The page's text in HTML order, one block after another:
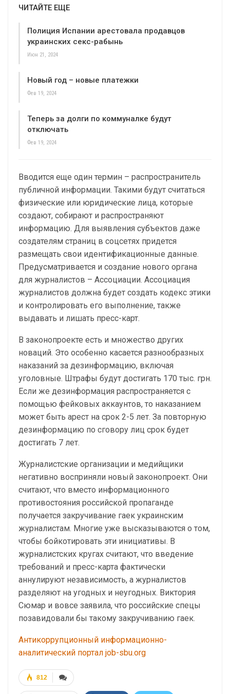
ЧИТАЙТЕ ЕЩЕ
Полиция Испании арестовала продавцов
украинских секс-рабынь
Июн 21, 2024
Новый год – новые платежки
Фев 19, 2024
Теперь за долги по коммуналке будут
отключать
Фев 19, 2024
Вводится еще один термин – распространитель
публичной информации. Такими будут считаться
физические или юридические лица, которые
создают, собирают и распространяют
информацию. Для выявления субъектов даже
создателям страниц в соцсетях придется
размещать свои идентификационные данные.
Предусматривается и создание нового органа
для журналистов – Ассоциации. Ассоциация
журналистов должна будет создать кодекс этики
и контролировать его выполнение, также
выдавать и лишать пресс-карт.
В законопроекте есть и множество других
новаций. Это особенно касается разнообразных
наказаний за дезинформацию, включая
уголовные. Штрафы будут достигать 170 тыс. грн.
Если же дезинформация распространяется с
помощью фейковых аккаунтов, то наказанием
может быть арест на срок 2-5 лет. За повторную
дезинформацию по сговору лиц срок будет
достигать 7 лет.
Журналистские организации и медийщики
негативно восприняли новый законопроект. Они
считают, что вместо информационного
противостояния российской пропаганде
получается закручивание гаек украинским
журналистам. Многие уже высказываются о том,
чтобы бойкотировать эти инициативы. В
журналистских кругах считают, что введение
требований и пресс-карта фактически
аннулируют независимость, а журналистов
разделяют на угодных и неугодных. Виктория
Сюмар и вовсе заявила, что российские спецы
позавидовали бы такому закручиванию гаек.
Антикоррупционный информационно-
аналитический портал job-sbu.org
812